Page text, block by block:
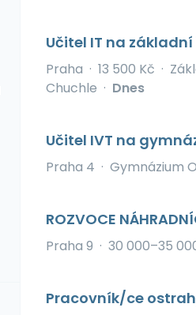
Učitel IT na
Praha · 13 500 Kč ·
Chuchle · Dnes
Učitel IVT na
Praha 4 · Gymnázium
ROZVOCE
Praha 9 · 30 000–35
Pracovník/ce